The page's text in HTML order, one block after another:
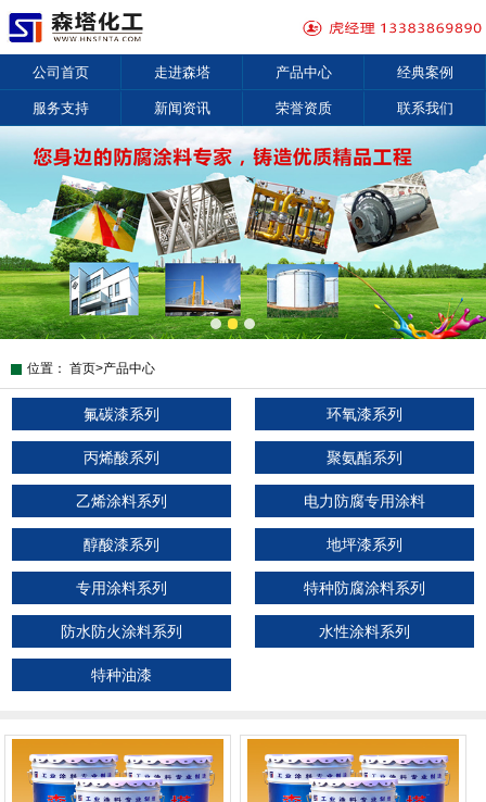
公司首页 走进森塔 产品中心 经典案例
服务支持 新闻资讯 荣誉资质 联系我们
位置： 首页>产品中心
氟碳漆系列 环氧漆系列
丙烯酸系列 聚氨酯系列
乙烯涂料系列 电力防腐专用涂料
醇酸漆系列 地坪漆系列
专用涂料系列 特种防腐涂料系列
防水防火涂料系列 水性涂料系列
特种油漆